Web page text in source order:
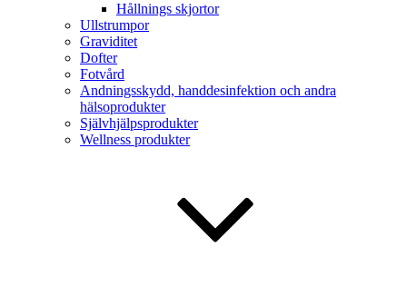
Hållnings skjortor
Ullstrumpor
Graviditet
Dofter
Fotvård
Andningsskydd, handdesinfektion och andra
hälsoprodukter
Självhjälpsprodukter
Wellness produkter